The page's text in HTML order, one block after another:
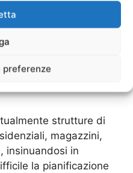
preferenze
Prezzi
e dettagli
strutture di
magazzini,
insinuandosi in
la pianificazione